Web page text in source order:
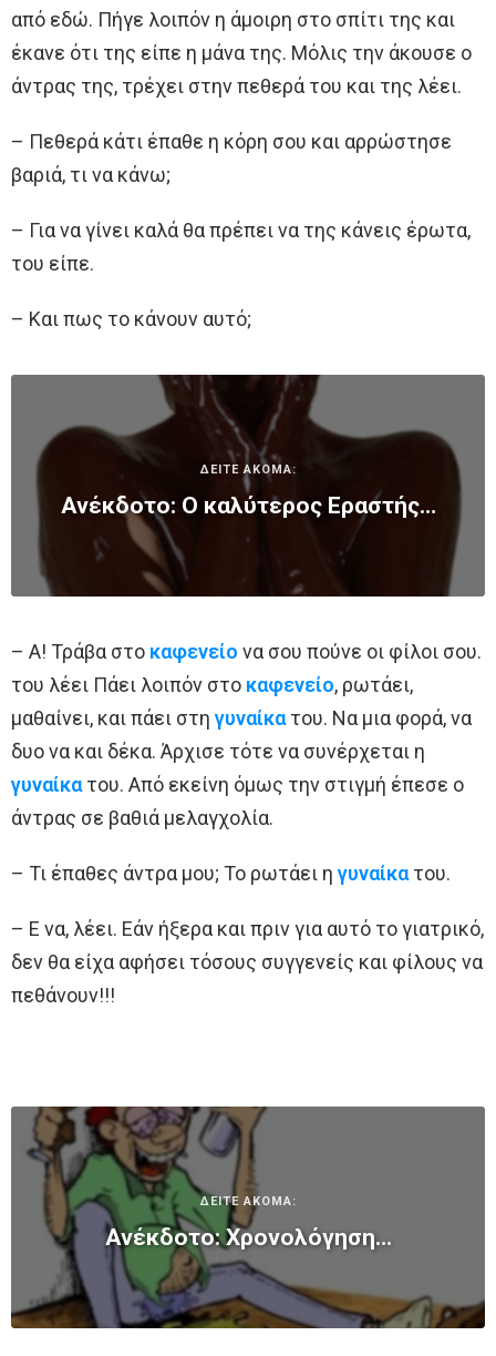
από εδώ. Πήγε λοιπόν η άμοιρη στο σπίτι της και
έκανε ότι της είπε η μάνα της. Μόλις την άκουσε ο
άντρας της, τρέχει στην πεθερά του και της λέει.
– Πεθερά κάτι έπαθε η κόρη σου και αρρώστησε
βαριά, τι να κάνω;
– Για να γίνει καλά θα πρέπει να της κάνεις έρωτα,
του είπε.
– Και πως το κάνουν αυτό;
ΔΕΙΤΕ ΑΚΟΜΑ:
Ανέκδοτο: Ο καλύτερος Εραστής…
– Α! Τράβα στο καφενείο να σου πούνε οι φίλοι σου.
του λέει Πάει λοιπόν στο καφενείο, ρωτάει,
μαθαίνει, και πάει στη γυναίκατου. Να μια φορά, να
δυο να και δέκα. Άρχισε τότε να συνέρχεται η
γυναίκατου. Από εκείνη όμως την στιγμή έπεσε ο
άντρας σε βαθιά μελαγχολία.
– Τι έπαθες άντρα μου; Το ρωτάει η γυναίκατου.
– Ε να, λέει. Εάν ήξερα και πριν για αυτό το γιατρικό,
δεν θα είχα αφήσει τόσους συγγενείς και φίλους να
πεθάνουν!!!
ΔΕΙΤΕ ΑΚΟΜΑ:
Ανέκδοτο: Χρονολόγηση…